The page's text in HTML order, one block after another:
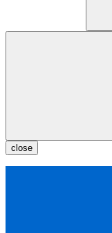
close